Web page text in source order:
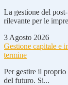
La gestione del
rilevante per le
3 Agosto 2026
Gestione capitale e
termine
Per gestire il proprio
del futuro. Si...